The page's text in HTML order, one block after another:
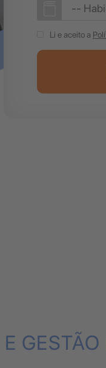
Li e aceito a